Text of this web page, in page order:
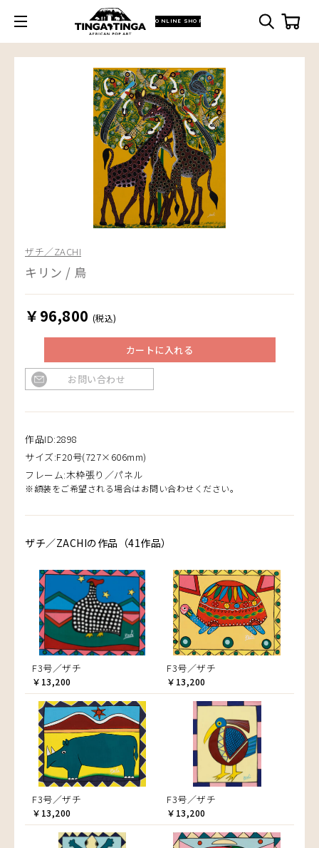
ONLINE SHOP
ザチ／ZACHI
キリン / 鳥
￥96,800 (税込)
カートに入れる
お問い合わせ
作品ID:2898
サイズ:F20号(727×606mm)
フレーム:木枠張り／パネル
※額装をご希望される場合はお問い合わせください。
ザチ／ZACHIの作品（41作品）
F3号／ザチ
￥13,200
F3号／ザチ
￥13,200
F3号／ザチ
￥13,200
F3号／ザチ
￥13,200